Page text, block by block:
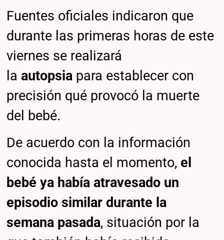
Fuentes oficiales indicaron que
durante las primeras horas de este
viernes se realizará
laautopsia para establecer con
precisión qué provocó la muerte
del bebé.
De acuerdo con la información
conocida hasta el momento, el
bebé ya había atravesado un
episodio similar durante la
semana pasada, situación por la